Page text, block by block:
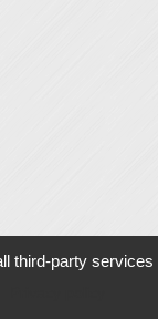
INDUSTRIE -
third-party services